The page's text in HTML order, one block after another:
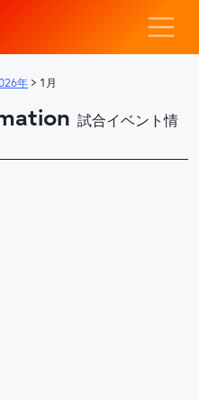
レッドウェー
年 > 1月
試合イベント情